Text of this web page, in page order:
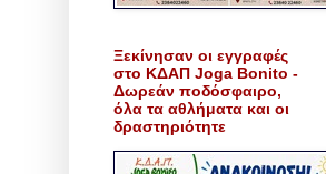
Ξεκίνησαν οι εγγραφές
στο ΚΔΑΠ Joga Bonito -
Δωρεάν ποδόσφαιρο,
όλα τα αθλήματα και οι
δραστηριότητε